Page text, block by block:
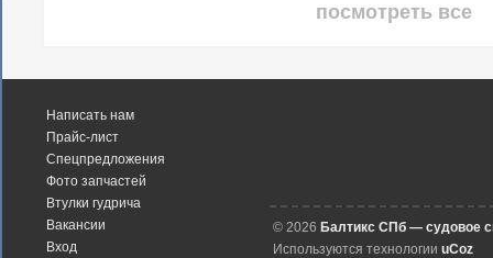
посмотреть все
Написать нам
Прайс-лист
Спецпредложения
Фото запчастей
Втулки гудрича
Вакансии
Вход
© 2026 Балтикс СПб — судовое
Используются технологии uCoz